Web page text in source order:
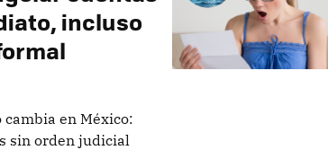
incluso
en México:
sin orden judicial